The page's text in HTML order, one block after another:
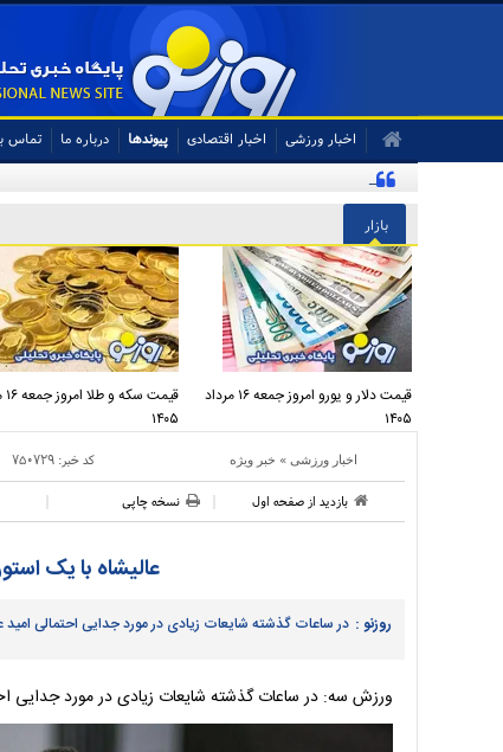
اخبار ورزشی اخبار اقتصادی پیوندها درباره ما تماس
بازار
قیمت دلار و یورو امروز جمعه ۱۶ مرداد
۱۴۰۵
۱۴۰۵
اخبار ورزشی » خبر ویژه کد خبر:۷۵۰۷۲۹
بازدید از صفحه اول نسخه چاپی
عالیشاه با یک
روزنو : در ساعات گذشته شایعات زیادی در مورد جدایی احتمالی امید
ورزش سه: در ساعات گذشته شایعات زیادی در مورد جدایی